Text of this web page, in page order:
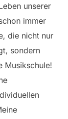
unserer
immer
die nicht nur
sondern
Musikschule!